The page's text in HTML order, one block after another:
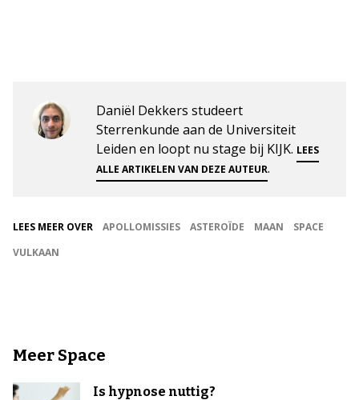
Daniël Dekkers studeert
Sterrenkunde aan de Universiteit
Leiden en loopt nu stage bij KIJK. LEES
ALLE ARTIKELEN VAN DEZE AUTEUR.
LEES MEER OVER APOLLOMISSIES ASTEROÏDE MAAN
SPACE
VULKAAN
Meer Space
Is hypnose nuttig?